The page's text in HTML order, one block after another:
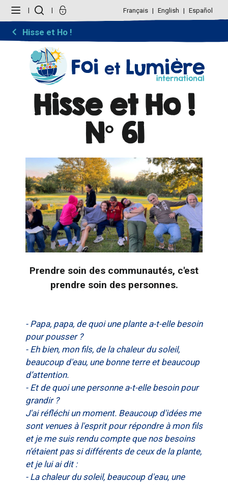
contenu.
navigation
personnels
Français English Español
Hisse et Ho !
Hisse et Ho !
N° 61
Prendre soin des communautés, c'est
prendre soin des personnes.
- Papa, papa, de quoi une plante a-t-elle besoin
pour pousser ?
- Eh bien, mon fils, de la chaleur du soleil,
beaucoup d'eau, une bonne terre et beaucoup
d’attention.
- Et de quoi une personne a-t-elle besoin pour
grandir ?
J'ai réfléchi un moment. Beaucoup d'idées me
sont venues à l'esprit pour répondre à mon fils
et je me suis rendu compte que nos besoins
n’étaient pas si différents de ceux de la plante,
et je lui ai dit :
- La chaleur du soleil, beaucoup d'eau, une